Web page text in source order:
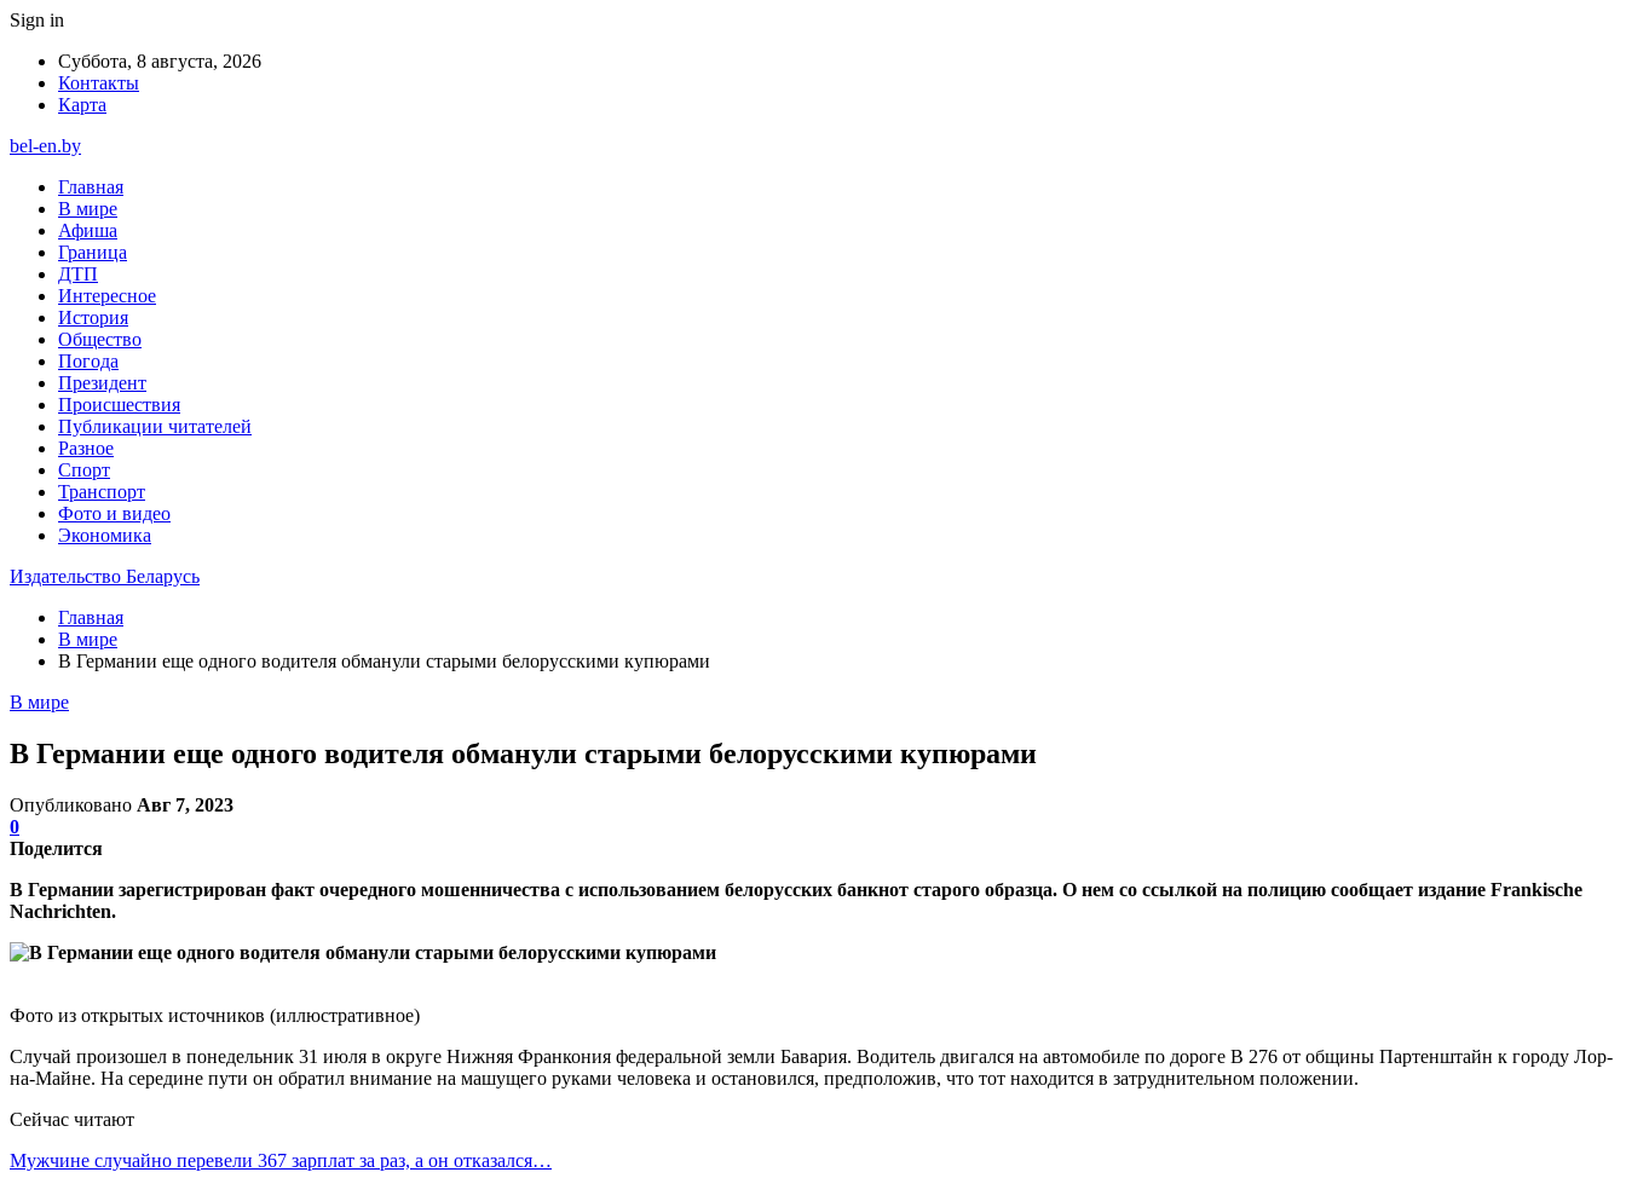
Sign in
Суббота, 8 августа, 2026
Контакты
Карта
bel-en.by
Главная
В мире
Афиша
Граница
ДТП
Интересное
История
Общество
Погода
Президент
Происшествия
Публикации читателей
Разное
Спорт
Транспорт
Фото и видео
Экономика
Издательство Беларусь
Главная
В мире
В Германии еще одного водителя обманули старыми белорусскими купюрами
В мире
В Германии еще одного водителя обманули старыми белорусскими купюрами
Опубликовано Авг 7, 2023
0
Поделится
В Германии зарегистрирован факт очередного мошенничества с использованием белорусских банкнот старого образца. О нем со ссылкой на полицию сообщает издание Frankische
Nachrichten.
Фото из открытых источников (иллюстративное)
Случай произошел в понедельник 31 июля в округе Нижняя Франкония федеральной земли Бавария. Водитель двигался на автомобиле по дороге B 276 от общины Партенштайн к городу Лор-
на-Майне. На середине пути он обратил внимание на машущего руками человека и остановился, предположив, что тот находится в затруднительном положении.
Сейчас читают
Мужчине случайно перевели 367 зарплат за раз, а он отказался…